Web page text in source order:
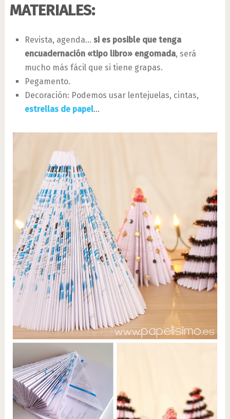
MATERIALES:
Revista, agenda… si es posible que tenga
encuadernación «tipo libro» engomada, será
mucho más fácil que si tiene grapas.
Pegamento.
Decoración: Podemos usar lentejuelas, cintas,
estrellas de papel…